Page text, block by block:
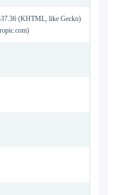
(KHTML, like Gecko)